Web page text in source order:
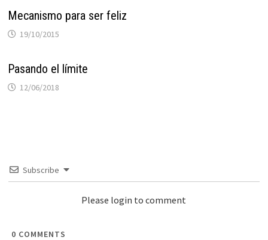
Mecanismo para ser feliz
19/10/2015
Pasando el límite
12/06/2018
Subscribe
Please login to comment
0 COMMENTS